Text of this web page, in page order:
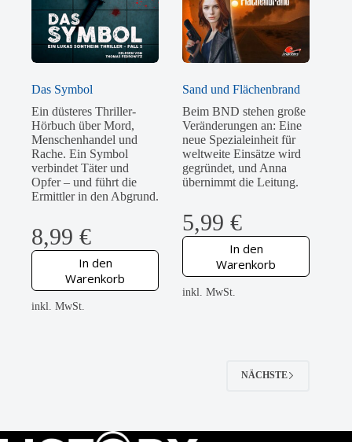
Das Symbol
Ein düsteres Thriller-
Hörbuch über Mord,
Menschenhandel und
Rache. Ein Symbol
verbindet Täter und
Opfer – und führt die
Ermittler in den Abgrund.
8,99 €
In den
Warenkorb
inkl. MwSt.
Sand und Flächenbrand
Beim BND stehen große
Veränderungen an: Eine
neue Spezialeinheit für
weltweite Einsätze wird
gegründet, und Anna
übernimmt die Leitung.
5,99€
In den
Warenkorb
inkl. MwSt.
NÄCHSTE